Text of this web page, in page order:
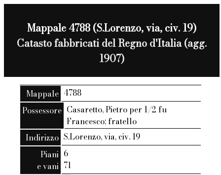
Mappale 4788 (S.Lorenzo, via, civ. 19)
Catasto fabbricati del Regno d'Italia (agg.
1907)
Mappale 4788
Possessore Casaretto, Pietro per 1/2 fu
Francesco; fratello
Indirizzo S.Lorenzo, via, civ. 19
Piani
e vani
6
71